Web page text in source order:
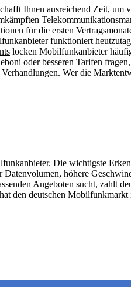
Ihnen ausreichend Zeit,
für die ersten
funktioniert
locken Mobilfunkanbieter
oder besseren Tarifen
Wer die
Die wichtigste
höhere
Angeboten sucht, zahlt
den deutschen Mobilfunkmarkt